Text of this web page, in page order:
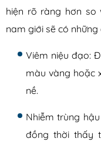
hiện rõ ràng hơn so
nam giới sẽ có
Viêm niệu đạo:
màu vàng hoặc
nề.
Nhiễm trùng
đồng thời thấy